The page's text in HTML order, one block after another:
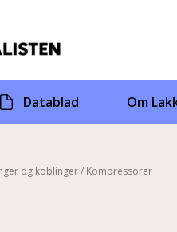
Datablad Om
og koblinger/ Kompressorer